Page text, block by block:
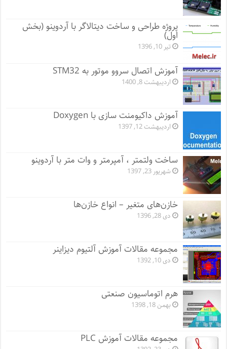
پروژه طراحی و ساخت دیتالاگر با آردوینو (بخش
اول)
تیر 10, 1396
آموزش اتصال سروو موتور به STM32
اردیبهشت 8, 1400
آموزش داکیومنت سازی با Doxygen
اردیبهشت 12, 1397
ساخت ولتمتر ، آمپرمتر و وات متر با آردوینو
شهریور 23, 1397
خازن‌های متغیر – انواع خازن‌ها
دی 28, 1396
مجموعه مقالات آموزش آلتیوم دیزاینر
دی 10, 1392
هرم اتوماسیون صنعتی
بهمن 18, 1398
مجموعه مقالات آموزش PLC